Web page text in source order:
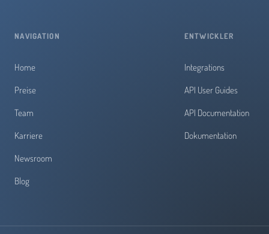
NAVIGATION
Home
Preise
Team
Karriere
Newsroom
Blog
ENTWICKLER
Integrations
API User Guides
API Documentation
Dokumentation